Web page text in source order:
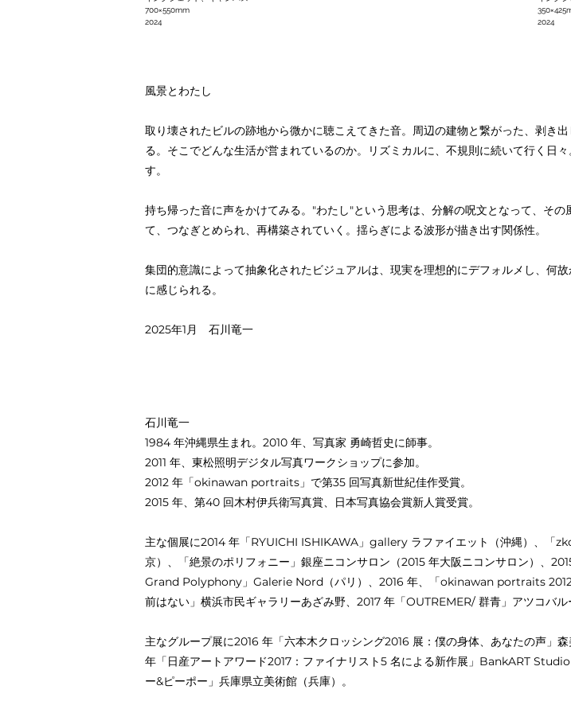
700×550mm
2024
2024
風景とわたし
取り壊されたビルの跡地から微かに聴こえてきた音。周辺の建物と繋がった、剥き
る。そこでどんな生活が営まれているのか。リズミカルに、不規則に続いて行く日
す。
持ち帰った音に声をかけてみる。"わたし"という思考は、分解の呪文となって、そ
て、つなぎとめられ、再構築されていく。揺らぎによる波形が描き出す関係性。
集団的意識によって抽象化されたビジュアルは、現実を理想的にデフォルメし、何
に感じられる。
2025年1月 石川竜一
石川竜一
1984 年沖縄県生まれ。2010 年、写真家 勇崎哲史に師事。
2011 年、東松照明デジタル写真ワークショップに参加。
2012 年「okinawan portraits」で第35 回写真新世紀佳作受賞。
2015 年、第40 回木村伊兵衛写真賞、日本写真協会賞新人賞受賞。
主な個展に2014 年「RYUICHI ISHIKAWA」gallery ラファイエット（沖縄）、
京）、「絶景のポリフォニー」銀座ニコンサロン（2015 年大阪ニコンサロン）
Grand Polyphony」Galerie Nord（パリ）、2016 年、「okinawan portraits
前はない」横浜市民ギャラリーあざみ野、2017 年「OUTREMER/ 群青」アツコバ
主なグループ展に2016 年「六本木クロッシング2016 展：僕の身体、あなたの声
年「日産アートアワード2017：ファイナリスト5 名による新作展」BankART
ー&ピーポー」兵庫県立美術館（兵庫）。